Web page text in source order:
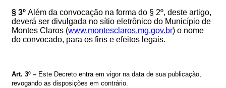
§ 3º Além da convocação na forma do § 2º, deste artigo,
deverá ser divulgada no sítio eletrônico do Município de
Montes Claros (www.montesclaros.mg.gov.br) o nome
do convocado, para os fins e efeitos legais.
Art. 3º – Este Decreto entra em vigor na data de sua publicação,
revogando as disposições em contrário.